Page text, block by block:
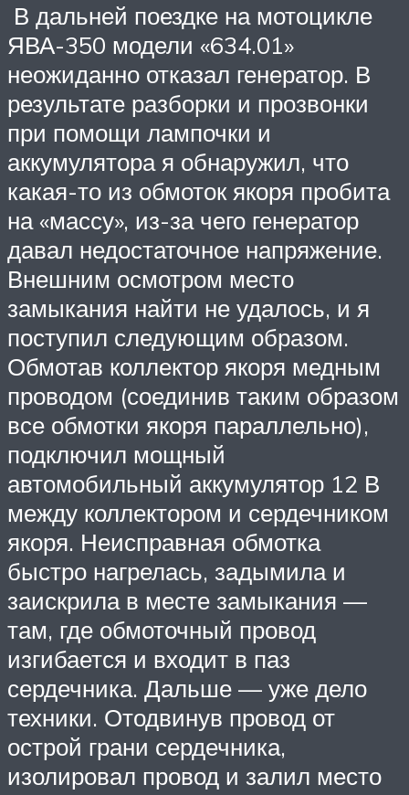
В дальней поездке на мотоцикле
ЯВА-350 модели «634.01»
неожиданно отказал генератор. В
результате разборки и прозвонки
при помощи лампочки и
аккумулятора я обнаружил, что
какая-то из обмоток якоря пробита
на «массу», из-за чего генератор
давал недостаточное напряжение.
Внешним осмотром место
замыкания найти не удалось, и я
поступил следующим образом.
Обмотав коллектор якоря медным
проводом (соединив таким образом
все обмотки якоря параллельно),
подключил мощный
автомобильный аккумулятор 12 В
между коллектором и сердечником
якоря. Неисправная обмотка
быстро нагрелась, задымила и
заискрила в месте замыкания —
там, где обмоточный провод
изгибается и входит в паз
сердечника. Дальше — уже дело
техники. Отодвинув провод от
острой грани сердечника,
изолировал провод и залил место